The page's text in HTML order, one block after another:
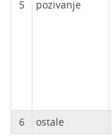
5 pozivanje
6
ostale